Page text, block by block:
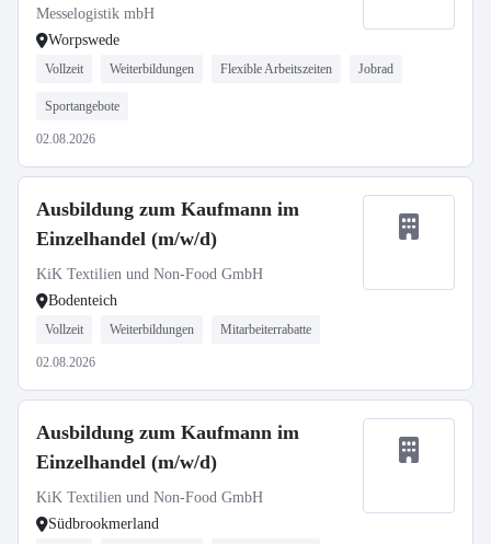
Messelogistik mbH
Worpswede
Vollzeit Weiterbildungen Flexible Arbeitszeiten Jobrad
Sportangebote
02.08.2026
Ausbildung zum Kaufmann im
Einzelhandel (m/w/d)
KiK Textilien und Non-Food GmbH
Bodenteich
Vollzeit Weiterbildungen Mitarbeiterrabatte
02.08.2026
Ausbildung zum Kaufmann im
Einzelhandel (m/w/d)
KiK Textilien und Non-Food GmbH
Südbrookmerland